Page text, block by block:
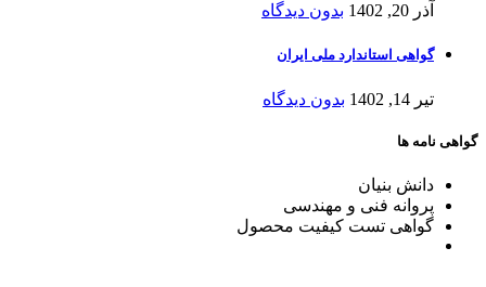
آذر 20, 1402 بدون دیدگاه
گواهی استاندارد ملی ایران
تیر 14, 1402 بدون دیدگاه
گواهی نامه ها
دانش بنیان
پروانه فنی و مهندسی
گواهی تست کیفیت محصول